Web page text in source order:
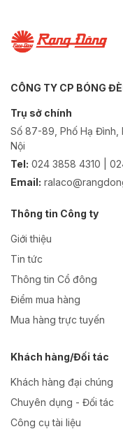
CÔNG TY CP BÓNG
Trụ sở chính
Số 87-89, Phố Hạ Đình,
Nội
Tel: 024 3858 4310 |
Email:
Thông tin Công ty
Giới thiệu
Tin tức
Thông tin Cổ đông
Điểm mua hàng
Mua hàng trực tuyến
Khách hàng/Đối tác
Khách hàng đại chúng
Chuyên dụng - Đối tác
Công cụ tài liệu